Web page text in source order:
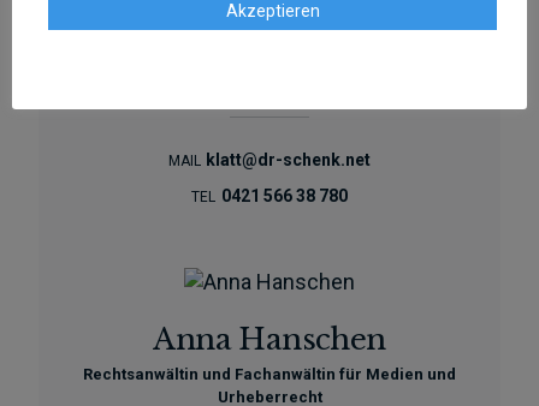
MAIL klatt@dr-schenk.net
TEL 0421 566 38 780
Anna Hanschen
Rechtsanwältin und Fachanwältin für Medien und
Urheberrecht
Akzeptieren